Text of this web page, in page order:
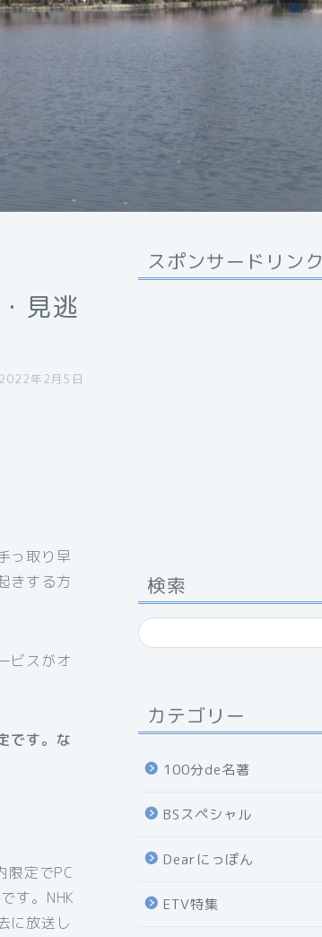
見逃
年2月5日
っ取り早
きする方
ビスがオ
です。な
限定でPC
す。NHK
に放送し
スポンサードリンク
検索
カテゴリー
100分de名著
BSスペシャル
Dearにっぽん
ETV特集